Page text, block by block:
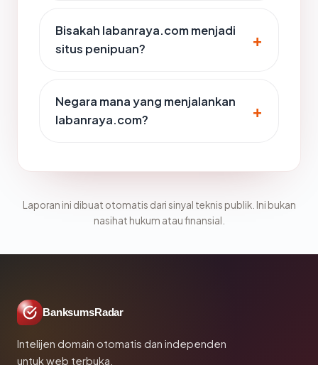
Bisakah labanraya.com menjadi
situs penipuan?
Negara mana yang menjalankan
labanraya.com?
Laporan ini dibuat otomatis dari sinyal teknis publik. Ini bukan
nasihat hukum atau finansial.
BanksumsRadar
Intelijen domain otomatis dan independen
untuk web terbuka.